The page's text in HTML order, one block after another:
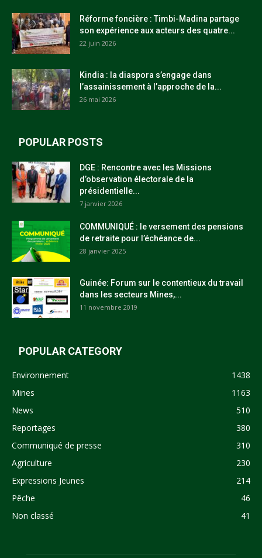
Réforme foncière : Timbi-Madina partage
son expérience aux acteurs des quatre...
22 juin 2026
Kindia : la diaspora s’engage dans
l’assainissement à l’approche de la...
26 mai 2026
POPULAR POSTS
DGE : Rencontre avec les Missions
d’observation électorale de la
présidentielle...
7 janvier 2026
COMMUNIQUÉ : le versement des pensions
de retraite pour l’échéance de...
28 janvier 2025
Guinée: Forum sur le contentieux du travail
dans les secteurs Mines,...
11 novembre 2019
POPULAR CATEGORY
Environnement
1438
Mines
1163
News
510
Reportages
380
Communiqué de presse
310
Agriculture
230
Expressions Jeunes
214
Pêche
46
Non classé
41